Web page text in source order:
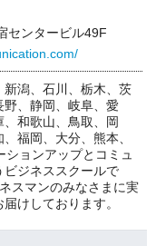
センタービル49F
潟、石川、栃木、茨
、静岡、岐阜、愛
和歌山、鳥取、岡
福岡、大分、熊本、
ョンアップとコミュ
ジネススクールで
スマンのみなさまに実
けしております。